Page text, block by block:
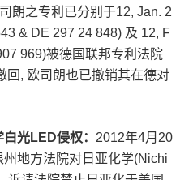
朗之专利已分别于12, Jan. 2
& DE 297 24 848) 及 12, F
969)被德国联邦专利法院
回, 欧司朗也已撤销其在德对
光LED侵权： 2012年4月20
地方法院对日亚化学(Nichi